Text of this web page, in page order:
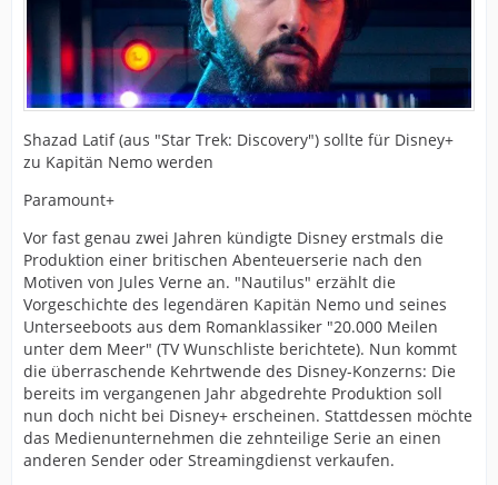
Shazad Latif (aus "Star Trek: Discovery") sollte für Disney+
zu Kapitän Nemo werden
Paramount+
Vor fast genau zwei Jahren kündigte Disney erstmals die
Produktion einer britischen Abenteuerserie nach den
Motiven von Jules Verne an. "Nautilus" erzählt die
Vorgeschichte des legendären Kapitän Nemo und seines
Unterseeboots aus dem Romanklassiker "20.000 Meilen
unter dem Meer" (TV Wunschliste berichtete). Nun kommt
die überraschende Kehrtwende des Disney-Konzerns: Die
bereits im vergangenen Jahr abgedrehte Produktion soll
nun doch nicht bei Disney+ erscheinen. Stattdessen möchte
das Medienunternehmen die zehnteilige Serie an einen
anderen Sender oder Streamingdienst verkaufen.